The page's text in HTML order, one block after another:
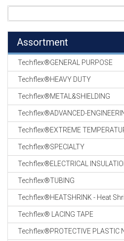
Assortment
Techflex®GENERAL PURPOSE
Techflex®HEAVY DUTY
Techflex®METAL&SHIELDING
Techflex®ADVANCED-
Techflex®EXTREME
Techflex®SPECIALTY
Techflex®ELECTRICAL
Techflex®TUBING
Techflex®HEATSHRINK - Heat
Techflex® LACING TAPE
Techflex®PROTECTIVE PLASTIC